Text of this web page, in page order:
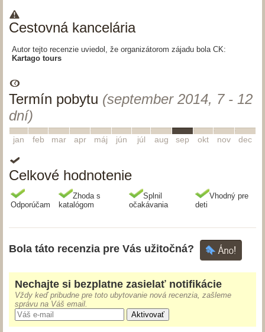
Cestovná kancelária
Autor tejto recenzie uviedol, že organizátorom zájadu bola CK:
Kartago tours
Termín pobytu (september 2014, 7 - 12
dní)
jan feb mar apr máj jún júl aug sep okt nov dec
Celkové hodnotenie
Odporúčam
Zhoda s
katalógom
Splnil
očakávania
Vhodný pre
deti
Bola táto recenzia pre Vás užitočná?
Nechajte si bezplatne zasielať notifikácie
Vždy keď pribudne pre toto ubytovanie nová recenzia, zašleme
správu na Váš email.
Aktivovať